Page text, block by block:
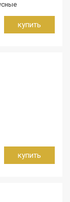
купить
купить